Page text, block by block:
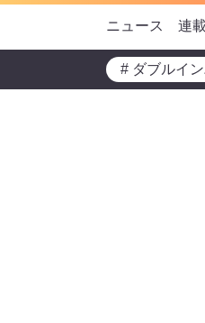
ニュース 連載
# ダブルイ